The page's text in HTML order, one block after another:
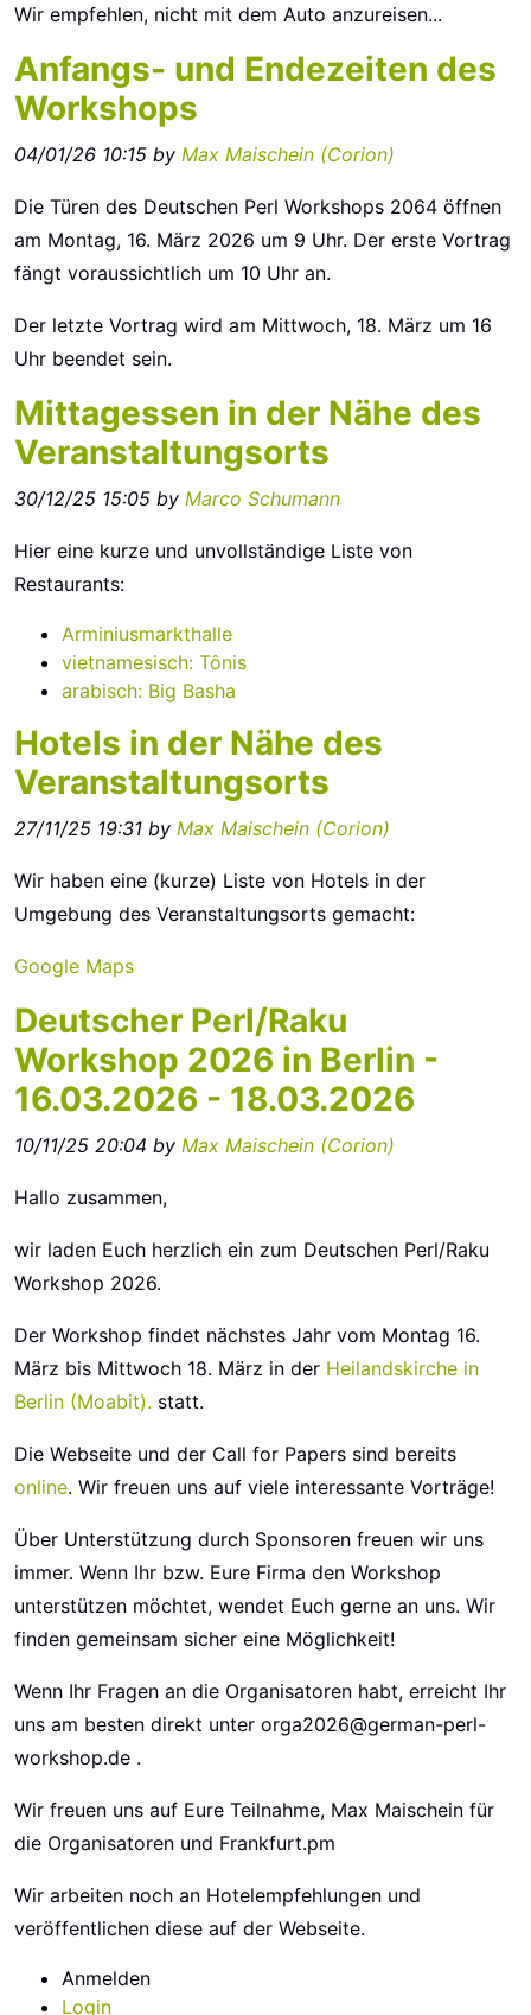
Wir empfehlen, nicht mit dem Auto anzureisen...
Anfangs- und Endezeiten des
Workshops
04/01/26 10:15 by Max Maischein (‎Corion‎)
Die Türen des Deutschen Perl Workshops 2064 öffnen
am Montag, 16. März 2026 um 9 Uhr. Der erste Vortrag
fängt voraussichtlich um 10 Uhr an.
Der letzte Vortrag wird am Mittwoch, 18. März um 16
Uhr beendet sein.
Mittagessen in der Nähe des
Veranstaltungsorts
30/12/25 15:05 by Marco Schumann
Hier eine kurze und unvollständige Liste von
Restaurants:
Arminiusmarkthalle
vietnamesisch: Tônis
arabisch: Big Basha
Hotels in der Nähe des
Veranstaltungsorts
27/11/25 19:31 by Max Maischein (‎Corion‎)
Wir haben eine (kurze) Liste von Hotels in der
Umgebung des Veranstaltungsorts gemacht:
Google Maps
Deutscher Perl/Raku
Workshop 2026 in Berlin -
16.03.2026 - 18.03.2026
10/11/25 20:04 by Max Maischein (‎Corion‎)
Hallo zusammen,
wir laden Euch herzlich ein zum Deutschen Perl/Raku
Workshop 2026.
Der Workshop findet nächstes Jahr vom Montag 16.
März bis Mittwoch 18. März in der Heilandskirche in
Berlin (Moabit). statt.
Die Webseite und der Call for Papers sind bereits
online. Wir freuen uns auf viele interessante Vorträge!
Über Unterstützung durch Sponsoren freuen wir uns
immer. Wenn Ihr bzw. Eure Firma den Workshop
unterstützen möchtet, wendet Euch gerne an uns. Wir
finden gemeinsam sicher eine Möglichkeit!
Wenn Ihr Fragen an die Organisatoren habt, erreicht Ihr
uns am besten direkt unter orga2026@german-perl-
workshop.de .
Wir freuen uns auf Eure Teilnahme, Max Maischein für
die Organisatoren und Frankfurt.pm
Wir arbeiten noch an Hotelempfehlungen und
veröffentlichen diese auf der Webseite.
Anmelden
Login